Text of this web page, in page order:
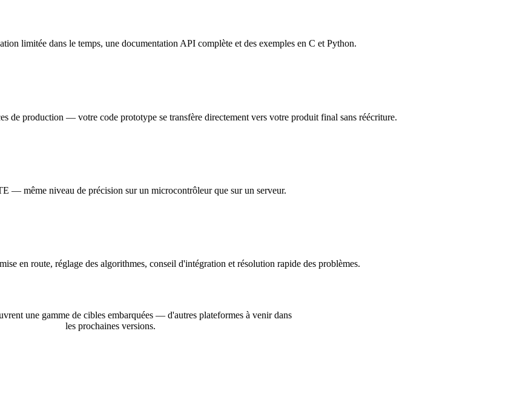
limitée dans le temps, une documentation API complète et des exemples en C et Python.
de production — votre code prototype se transfère directement vers votre produit final sans réécriture.
— même niveau de précision sur un microcontrôleur que sur un serveur.
en route, réglage des algorithmes, conseil d'intégration et résolution rapide des problèmes.
une gamme de cibles embarquées — d'autres plateformes à venir dans
les prochaines versions.